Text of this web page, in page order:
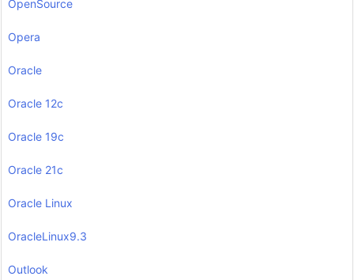
OpenSource
Opera
Oracle
Oracle 12c
Oracle 19c
Oracle 21c
Oracle Linux
OracleLinux9.3
Outlook